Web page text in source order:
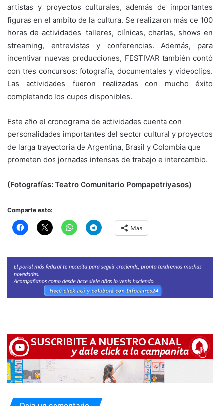
artistas y proyectos culturales, además de importantes
figuras en el ámbito de la cultura. Se realizaron más de 100
horas de actividades: talleres, clínicas, charlas, shows en
streaming, entrevistas y conferencias. Además, para
incentivar nuevas producciones, FESTIVAR también contó
con tres concursos: fotografía, documentales y videoclips.
Las actividades fueron realizadas con mucho éxito
completando los cupos disponibles.
Este año el cronograma de actividades cuenta con
personalidades importantes del sector cultural y proyectos
de larga trayectoria de Argentina, Brasil y Colombia que
prometen dos jornadas intensas de trabajo e intercambio.
(Fotografías: Teatro Comunitario Pompapetriyasos)
Comparte esto:
Más